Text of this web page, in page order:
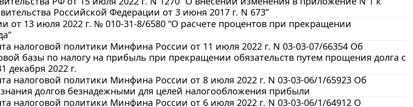
Российской Федерации от 3 июня 2017 г. N 673”
от 13 июля 2022 г. № 010-31-8/6580 “О расчете процентов при прекращении
налоговой политики Минфина России от 11 июля 2022 г. N 03-03-07/66354 Об
базы по налогу на прибыль при прекращении обязательств путем прощения долга с
декабря 2022 г.
налоговой политики Минфина России от 8 июля 2022 г. N 03-03-06/1/65923 Об
долгов безнадежными для целей налогообложения прибыли
налоговой политики Минфина России от 6 июля 2022 г. N 03-03-06/1/64912 О